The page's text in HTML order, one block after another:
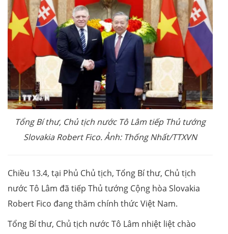
Tổng Bí thư, Chủ tịch nước Tô Lâm tiếp Thủ tướng
Slovakia Robert Fico. Ảnh: Thống Nhất/TTXVN
Chiều 13.4, tại Phủ Chủ tịch, Tổng Bí thư, Chủ tịch
nước Tô Lâm đã tiếp Thủ tướng Cộng hòa Slovakia
Robert Fico đang thăm chính thức Việt Nam.
Tổng Bí thư, Chủ tịch nước Tô Lâm nhiệt liệt chào